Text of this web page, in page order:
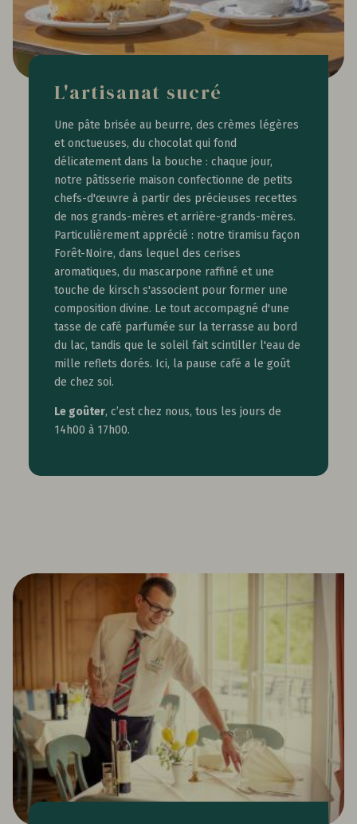
L'artisanat sucré
Une pâte brisée au beurre, des crèmes légères
et onctueuses, du chocolat qui fond
délicatement dans la bouche : chaque jour,
notre pâtisserie maison confectionne de petits
chefs-d'œuvre à partir des précieuses recettes
de nos grands-mères et arrière-grands-mères.
Particulièrement apprécié : notre tiramisu façon
Forêt-Noire, dans lequel des cerises
aromatiques, du mascarpone raffiné et une
touche de kirsch s'associent pour former une
composition divine. Le tout accompagné d'une
tasse de café parfumée sur la terrasse au bord
du lac, tandis que le soleil fait scintiller l'eau de
mille reflets dorés. Ici, la pause café a le goût
de chez soi.
Le goûter, c’est chez nous, tous les jours de
14h00 à 17h00.